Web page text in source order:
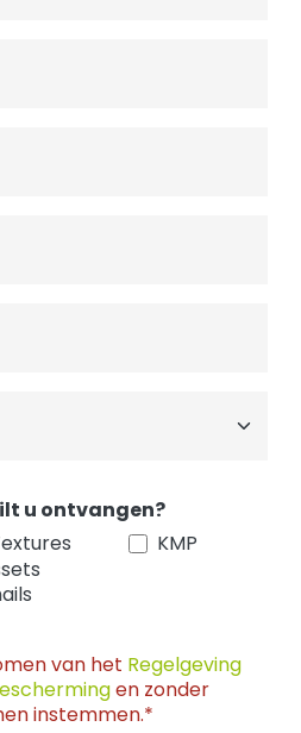
u ontvangen?
KMP
van het Regelgeving
en zonder
instemmen.*